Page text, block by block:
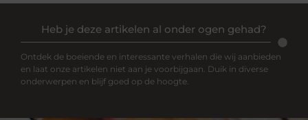
Heb je deze artikelen al onder ogen gehad?
Ontdek de boeiende en interessante verhalen die wij aanbieden
en laat onze artikelen niet aan je voorbijgaan. Duik in diverse
onderwerpen en blijf goed op de hoogte.